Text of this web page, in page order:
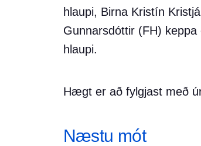
hlaupi, Birna Kristín
Gunnarsdóttir (FH)
hlaupi.
Hægt er að fylgjast með
Næstu mót